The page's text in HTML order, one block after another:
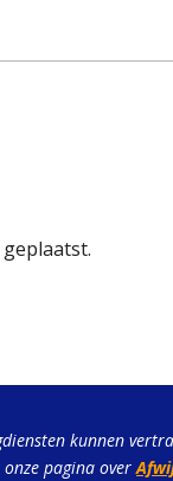
kunnen
pagina over